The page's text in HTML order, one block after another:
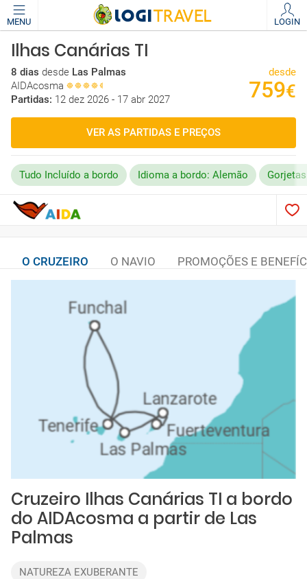
MENU LOGIN
Ilhas Canárias TI
8 dias desde Las Palmas
AIDAcosma
Partidas: 12 dez 2026 - 17 abr 2027
desde
759€
VER AS PARTIDAS E PREÇOS
Tudo Incluído a bordo Idioma a bordo: Alemão
O CRUZEIRO O NAVIO PROMOÇÕES E
Cruzeiro Ilhas Canárias TI a bordo
do AIDAcosma a partir de Las
Palmas
NATUREZA EXUBERANTE